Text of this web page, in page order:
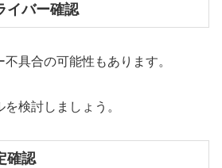
イバー確認
具合の可能性もあります。
検討しましょう。
確認